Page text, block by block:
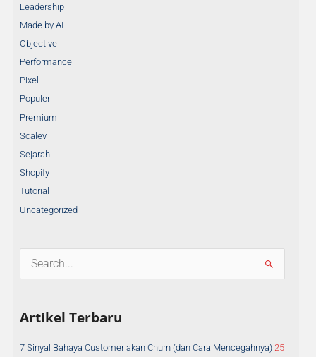
Leadership
Made by AI
Objective
Performance
Pixel
Populer
Premium
Scalev
Sejarah
Shopify
Tutorial
Uncategorized
r
h
Artikel Terbaru
7 Sinyal Bahaya Customer akan Churn (dan Cara Mencegahnya) 25